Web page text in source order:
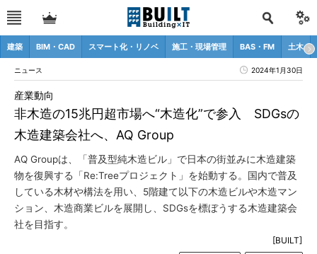
建築 BIM・CAD スマート化・リノベ 施工・現場管理 BAS・FM 土木
ニュース 2024年1月30日
非木造の15兆円超市場へ“木造化”で参入 SDGsの
木造建築会社へ、AQ Group
産業動向
AQ Groupは、「普及型純木造ビル」で日本の街並みに木造建築
物を復興する「Re:Treeプロジェクト」を始動する。国内で普及
している木材や構法を用い、5階建て以下の木造ビルや木造マン
ション、木造商業ビルを展開し、SDGsを標ぼうする木造建築会
社を目指す。
[BUILT]